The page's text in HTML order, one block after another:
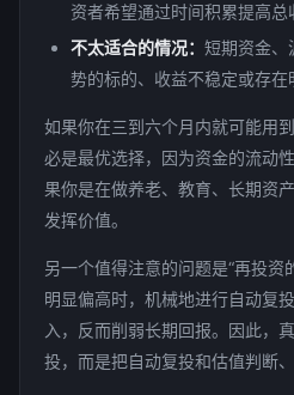
资者希望通过时间积累提高总
不太适合的情况： 短期资金、
势的标的、收益不稳定或存在
如果你在三到六个月内就可能用
必是最优选择，因为资金的流动
果你是在做养老、教育、长期资
发挥价值。
另一个值得注意的问题是“再投资
明显偏高时，机械地进行自动复
入，反而削弱长期回报。因此，
投，而是把自动复投和估值判断